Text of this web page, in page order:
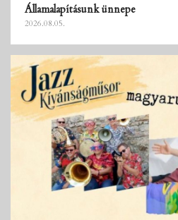
Államalapításunk ünnepe
2026.08.05.